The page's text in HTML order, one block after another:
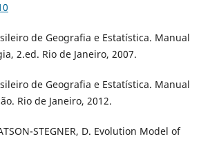
de Geografia e Estatística. Manual
2.ed. Rio de Janeiro, 2007.
de Geografia e Estatística. Manual
Rio de Janeiro, 2012.
STEGNER, D. Evolution Model of